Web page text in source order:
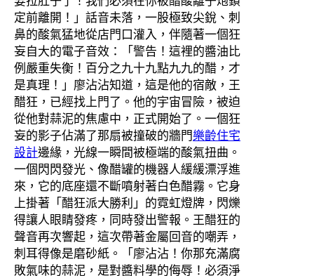
定前離開！」話音未落，一股極致尖銳、刺
鼻的酸氣猛地從店門口灌入，伴隨著一個狂
妄自大的電子音效：「警告！這裡的醬油比
例嚴重失衡！百分之九十九點九九的醋，才
是真理！」廖沾沾知道，這是他的宿敵，王
醋狂，已經找上門了。他的宇宙冒險，被迫
從他對蒜泥的焦慮中，正式開始了。一個狂
妄的影子佔滿了那扇被撞破的牆門樂齡住宅
設計邊緣，光線一瞬間被極端的酸氣扭曲。
一個閃閃發光、像醋罐的機器人緩緩漂浮進
來，它的底座還不斷噴射著白色醋霧。它身
上掛著「醋狂派大勝利」的霓虹燈牌，閃爍
得讓人眼睛發疼，同時發出警報。王醋狂的
聲音再次響起，這次帶著金屬回音的嘲弄，
刺耳得像是磨砂紙。「廖沾沾！你那充滿腐
敗氣味的蒜泥，是對醬料學的侮辱！必須淨